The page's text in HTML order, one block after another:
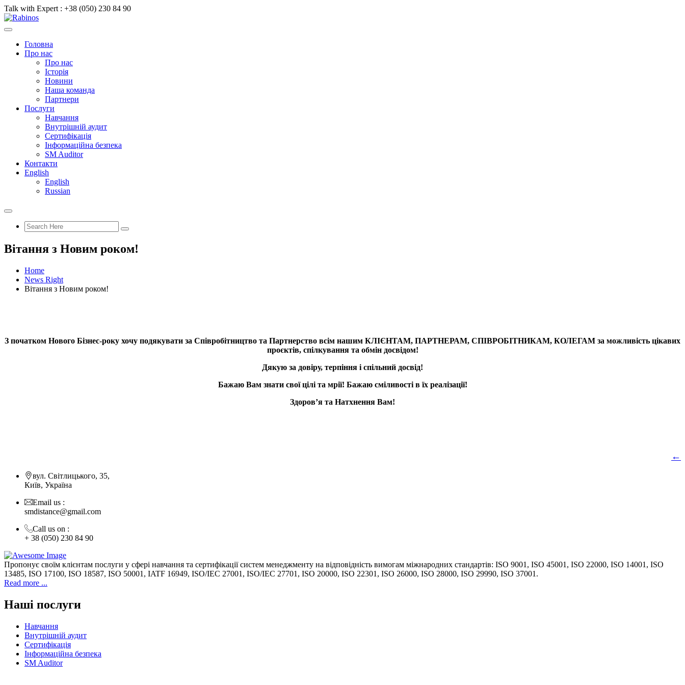
Talk with Expert : +38 (050) 230 84 90
Головна
Про нас
Про нас
Історія
Новини
Наша команда
Партнери
Послуги
Навчання
Внутрішній аудит
Сертифікація
Інформаційна безпека
SM Auditor
Контакти
English
English
Russian
Вітання з Новим роком!
Home
News Right
Вітання з Новим роком!
З початком Нового Бізнес-року хочу подякувати за Співробітництво та Партнерство всім нашим КЛІЄНТАМ, ПАРТНЕРАМ, СПІВРОБІТНИКАМ, КОЛЕГАМ за можливість цікавих
проєктів, спілкування та обмін досвідом!
Дякую за довіру, терпіння і спільний досвід!
Бажаю Вам знати свої цілі та мрії! Бажаю сміливості в їх реалізації!
Здоров’я та Натхнення Вам!
←
вул. Світлицького, 35,
Київ, Україна
Email us :
smdistance@gmail.com
Call us on :
+ 38 (050) 230 84 90
Пропонує своїм клієнтам послуги у сфері навчання та сертифікації систем менеджменту на відповідність вимогам міжнародних стандартів: ISO 9001, ISO 45001, ISO 22000, ISO 14001, ISO
13485, ISO 17100, ISO 18587, ISO 50001, IATF 16949, ISO/IEC 27001, ISO/IEC 27701, ISO 20000, ISO 22301, ISO 26000, ISO 28000, ISO 29990, ISO 37001.
Read more ...
Наші послуги
Навчання
Внутрішній аудит
Сертифікація
Інформаційна безпека
SM Auditor